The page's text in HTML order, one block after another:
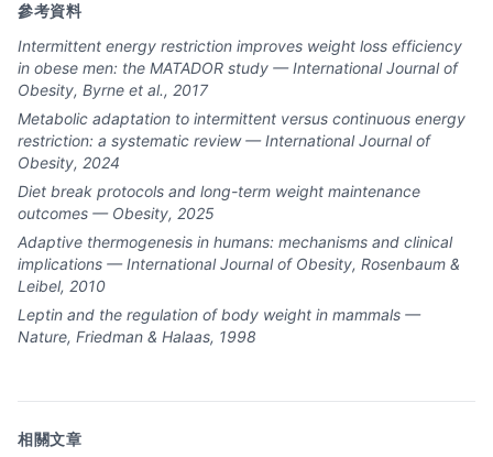
參考資料
Intermittent energy restriction improves weight loss efficiency
in obese men: the MATADOR study — International Journal of
Obesity, Byrne et al., 2017
Metabolic adaptation to intermittent versus continuous energy
restriction: a systematic review — International Journal of
Obesity, 2024
Diet break protocols and long-term weight maintenance
outcomes — Obesity, 2025
Adaptive thermogenesis in humans: mechanisms and clinical
implications — International Journal of Obesity, Rosenbaum &
Leibel, 2010
Leptin and the regulation of body weight in mammals —
Nature, Friedman & Halaas, 1998
相關文章